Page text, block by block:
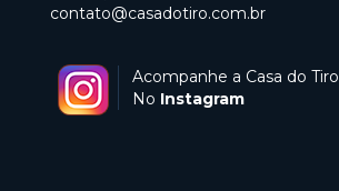
contato@casadotiro.com.br
Acompanhe a Casa do Tiro
No Instagram